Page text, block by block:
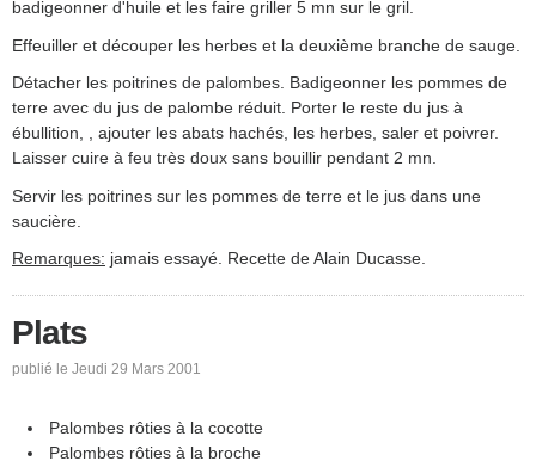
badigeonner d'huile et les faire griller 5 mn sur le gril.
Effeuiller et découper les herbes et la deuxième branche de sauge.
Détacher les poitrines de palombes. Badigeonner les pommes de
terre avec du jus de palombe réduit. Porter le reste du jus à
ébullition, , ajouter les abats hachés, les herbes, saler et poivrer.
Laisser cuire à feu très doux sans bouillir pendant 2 mn.
Servir les poitrines sur les pommes de terre et le jus dans une
saucière.
Remarques: jamais essayé. Recette de Alain Ducasse.
Plats
publié le Jeudi 29 Mars 2001
Palombes rôties à la cocotte
Palombes rôties à la broche